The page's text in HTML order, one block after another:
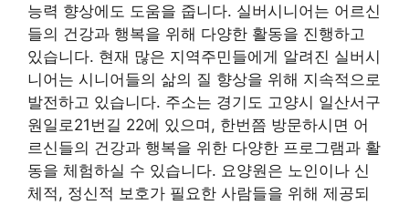
능력 향상에도 도움을 줍니다. 실버시니어는 어르신
들의 건강과 행복을 위해 다양한 활동을 진행하고
있습니다. 현재 많은 지역주민들에게 알려진 실버시
니어는 시니어들의 삶의 질 향상을 위해 지속적으로
발전하고 있습니다. 주소는 경기도 고양시 일산서구
원일로21번길 22에 있으며, 한번쯤 방문하시면 어
르신들의 건강과 행복을 위한 다양한 프로그램과 활
동을 체험하실 수 있습니다. 요양원은 노인이나 신
체적, 정신적 보호가 필요한 사람들을 위해 제공되